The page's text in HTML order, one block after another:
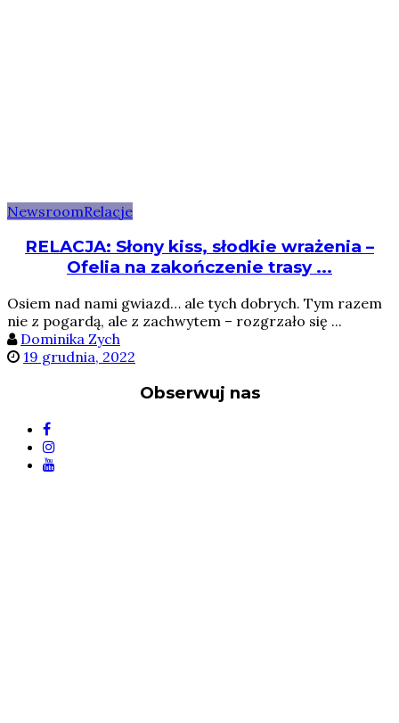
NewsroomRelacje
RELACJA: Słony kiss, słodkie wrażenia –
Ofelia na zakończenie trasy ...
Osiem nad nami gwiazd… ale tych dobrych. Tym razem
nie z pogardą, ale z zachwytem – rozgrzało się ...
Dominika Zych
19 grudnia, 2022
Obserwuj nas